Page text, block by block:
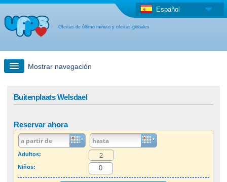
Ofertas de último minuto y ofertas globales
Español
Mostrar navegación
Oferta de última hora + Oferta global
otro país
Buitenplaats Welsdael
Reservar ahora
Adultos:
Niños: